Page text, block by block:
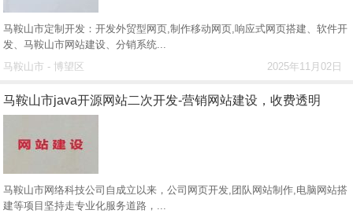
马鞍山市定制开发：开发外贸型网页,制作移动网页,响应式网页搭建、软件开
发、马鞍山市网站建设、分销系统...
2025年11月02日
马鞍山市 - 博望区
马鞍山市java开源网站二次开发-营销网站建设，收费透明
马鞍山市网络科技公司自成立以来，公司网页开发,团队网站制作,电脑网站搭
建等项目坚持走专业化服务道路，...